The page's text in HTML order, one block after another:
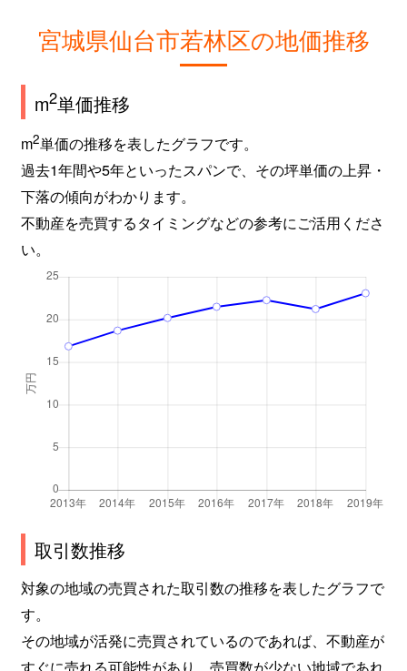
宮城県仙台市若林区の地価推移
m2単価推移
m2単価の推移を表したグラフです。
過去1年間や5年といったスパンで、その坪単価の上昇・
下落の傾向がわかります。
不動産を売買するタイミングなどの参考にご活用くださ
い。
取引数推移
対象の地域の売買された取引数の推移を表したグラフで
す。
その地域が活発に売買されているのであれば、不動産が